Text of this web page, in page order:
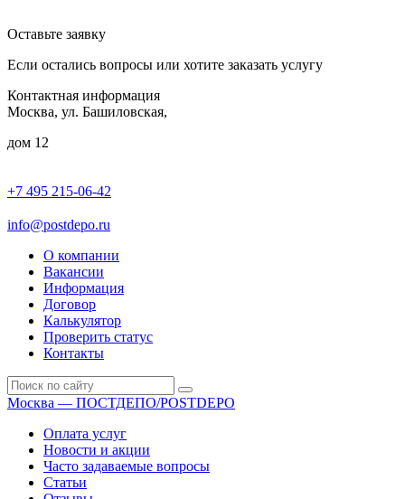
Оставьте заявку
Если остались вопросы или хотите заказать услугу
Контактная информация
Москва, ул. Башиловская,
дом 12
+7 495 215-06-42
info@postdepo.ru
О компании
Вакансии
Информация
Договор
Калькулятор
Проверить статус
Контакты
Москва — ПОСТДЕПО/POSTDEPO
Оплата услуг
Новости и акции
Часто задаваемые вопросы
Статьи